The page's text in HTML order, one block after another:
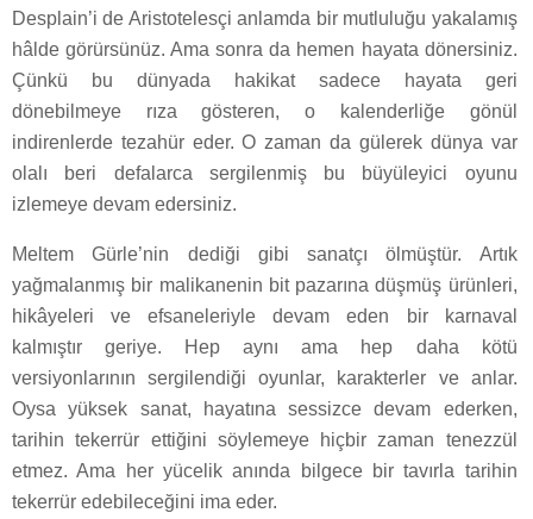
Desplain’i de Aristotelesçi anlamda bir mutluluğu yakalamış
hâlde görürsünüz. Ama sonra da hemen hayata dönersiniz.
Çünkü bu dünyada hakikat sadece hayata geri
dönebilmeye rıza gösteren, o kalenderliğe gönül
indirenlerde tezahür eder. O zaman da gülerek dünya var
olalı beri defalarca sergilenmiş bu büyüleyici oyunu
izlemeye devam edersiniz.
Meltem Gürle’nin dediği gibi sanatçı ölmüştür. Artık
yağmalanmış bir malikanenin bit pazarına düşmüş ürünleri,
hikâyeleri ve efsaneleriyle devam eden bir karnaval
kalmıştır geriye. Hep aynı ama hep daha kötü
versiyonlarının sergilendiği oyunlar, karakterler ve anlar.
Oysa yüksek sanat, hayatına sessizce devam ederken,
tarihin tekerrür ettiğini söylemeye hiçbir zaman tenezzül
etmez. Ama her yücelik anında bilgece bir tavırla tarihin
tekerrür edebileceğini ima eder.